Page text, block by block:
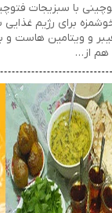
با سبزیجات
برای رژیم غذایی
فیبر و ویتامین هاست
هم از…